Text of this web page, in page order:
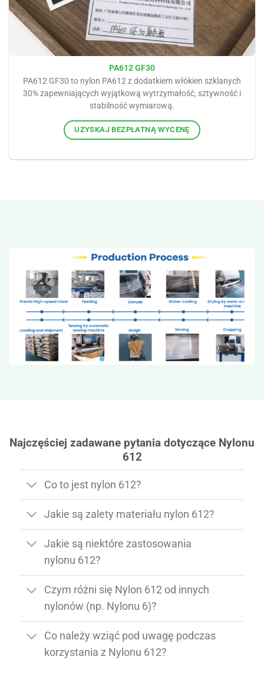
PA612 GF30
PA612 GF30 to nylon PA612 z dodatkiem włókien szklanych
30% zapewniających wyjątkową wytrzymałość, sztywność i
stabilność wymiarową.
UZYSKAJ BEZPŁATNĄ WYCENĘ
Najczęściej zadawane pytania dotyczące Nylonu
612
Co to jest nylon 612?
Jakie są zalety materiału nylon 612?
Jakie są niektóre zastosowania
nylonu 612?
Czym różni się Nylon 612 od innych
nylonów (np. Nylonu 6)?
Co należy wziąć pod uwagę podczas
korzystania z Nylonu 612?